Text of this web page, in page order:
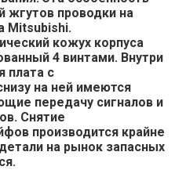
жгутов проводки на
Mitsubishi.
кожух корпуса
4 винтами. Внутри
плата с
на ней имеются
передачу сигналов и
Снятие
производится крайне
на рынок запасных